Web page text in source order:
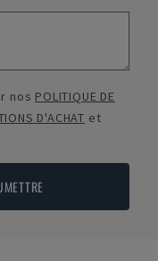
nos POLITIQUE DE
D'ACHAT et